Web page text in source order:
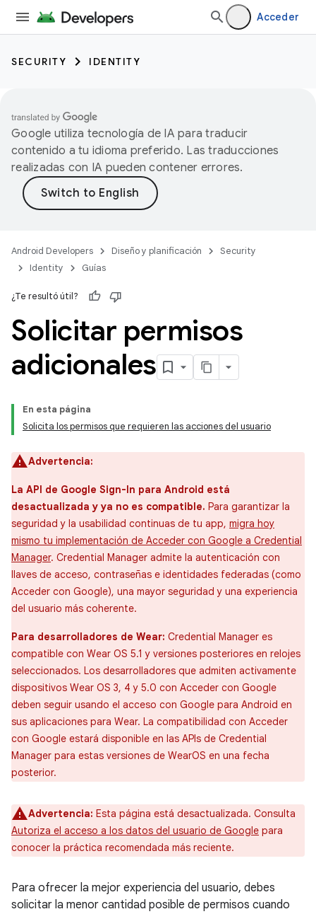
Acceder
SECURITY IDENTITY
Google utiliza tecnología de IA para traducir
contenido a tu idioma preferido. Las traducciones
realizadas con IA pueden contener errores.
Android Developers Diseño y planificación
Security
Identity
Guías
¿Te resultó útil?
Solicitar permisos
adicionales
En esta página
Solicita los permisos que requieren las acciones del usuario
Advertencia:
La API de Google Sign-In para Android está
desactualizada y ya no es compatible. Para garantizar la
seguridad y la usabilidad continuas de tu app, migra hoy
mismo tu implementación de Acceder con Google a Credential
Manager. Credential Manager admite la autenticación con
llaves de acceso, contraseñas e identidades federadas (como
Acceder con Google), una mayor seguridad y una experiencia
del usuario más coherente.
Para desarrolladores de Wear: Credential Manager es
compatible con Wear OS 5.1 y versiones posteriores en relojes
seleccionados. Los desarrolladores que admiten activamente
dispositivos Wear OS 3, 4 y 5.0 con Acceder con Google
deben seguir usando el acceso con Google para Android en
sus aplicaciones para Wear. La compatibilidad con Acceder
con Google estará disponible en las APIs de Credential
Manager para estas versiones de WearOS en una fecha
posterior.
Advertencia: Esta página está desactualizada. Consulta
Autoriza el acceso a los datos del usuario de Google para
conocer la práctica recomendada más reciente.
Para ofrecer la mejor experiencia del usuario, debes
solicitar la menor cantidad posible de permisos cuando